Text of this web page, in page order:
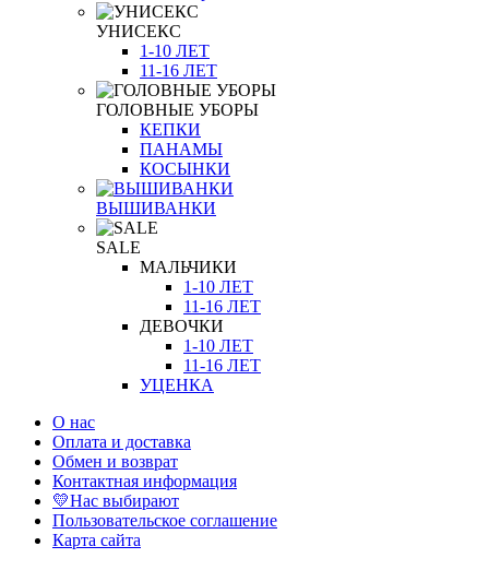
УНИСЕКС
1-10 ЛЕТ
11-16 ЛЕТ
ГОЛОВНЫЕ УБОРЫ
КЕПКИ
ПАНАМЫ
КОСЫНКИ
ВЫШИВАНКИ
SALE
МАЛЬЧИКИ
1-10 ЛЕТ
11-16 ЛЕТ
ДЕВОЧКИ
1-10 ЛЕТ
11-16 ЛЕТ
УЦЕНКА
О нас
Оплата и доставка
Обмен и возврат
Контактная информация
💛Нас выбирают
Пользовательское соглашение
Карта сайта